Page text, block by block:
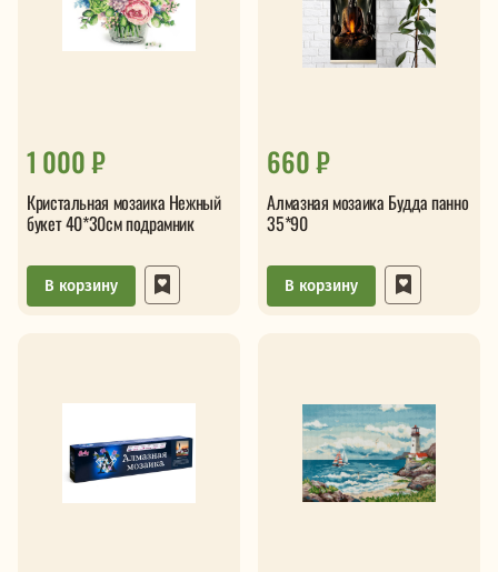
1 000 ₽
Кристальная мозаика Нежный
букет 40*30см подрамник
В корзину
660 ₽
Алмазная мозаика Будда панно
35*90
В корзину